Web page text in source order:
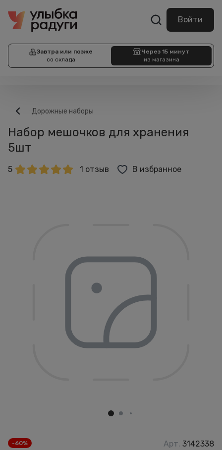
Войти
Завтра или позже
со склада
Через 15 минут
из магазина
Дорожные наборы
Набор мешочков для хранения
5шт
5 1 отзыв В избранное
-60% Арт. 3142338